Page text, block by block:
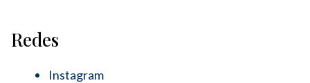
Redes
Instagram